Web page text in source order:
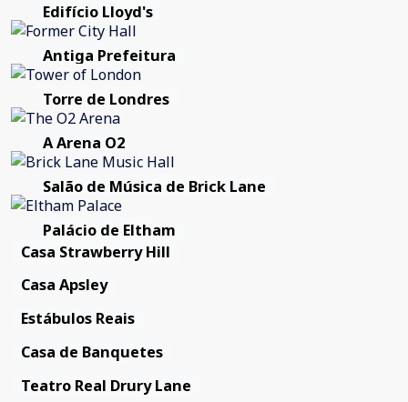
Edifício Lloyd's
Antiga Prefeitura
Torre de Londres
A Arena O2
Salão de Música de Brick Lane
Palácio de Eltham
Casa Strawberry Hill
Casa Apsley
Estábulos Reais
Casa de Banquetes
Teatro Real Drury Lane